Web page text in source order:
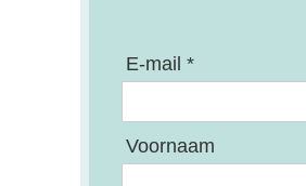
E-mail *
Voornaam